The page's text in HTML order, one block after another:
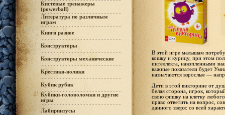
Кистевые тренажеры
(powerball)
Литература по различным
играм
Книги разное
Конструкторы
Конструкторы механические
Крестики-нолики
Кубик рубик
Кубики-головоломки и другие
игры
Лабиринтусы
В этой игре малышам
кошку и курицу, при этом
интеллекта, накопленными
важные показатели будет
назначаются взрослые —
Дети в этой викторине от
белая сторона, игрок,
свою фишку на клетку
право ответить на вопрос,
данного зверя: со всей